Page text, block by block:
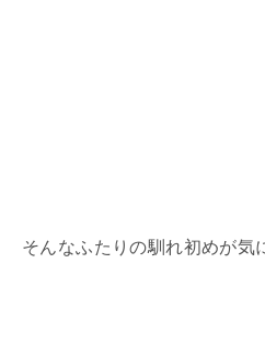
そんなふたりの馴れ初めが気